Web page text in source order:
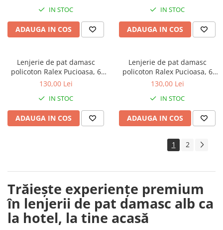
discrete
IN STOC
ADAUGA IN COS
discrete
IN STOC
ADAUGA IN COS
Lenjerie de pat damasc
policoton Ralex Pucioasa, 6
piese, cearceaf cu elastic, roz
discrete
130,00 Lei
IN STOC
ADAUGA IN COS
Lenjerie de pat damasc
policoton Ralex Pucioasa, 6
piese, cearceaf cu elastic,
130,00 Lei
IN STOC
ADAUGA IN COS
1 2
Trăiește experiențe premium
în lenjerii de pat damasc alb ca
la hotel, la tine acasă